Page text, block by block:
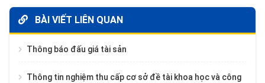
BÀI VIẾT LIÊN QUAN
Thông báo đấu giá tài sản
Thông tin nghiệm thu cấp cơ sở đề tài khoa học và công